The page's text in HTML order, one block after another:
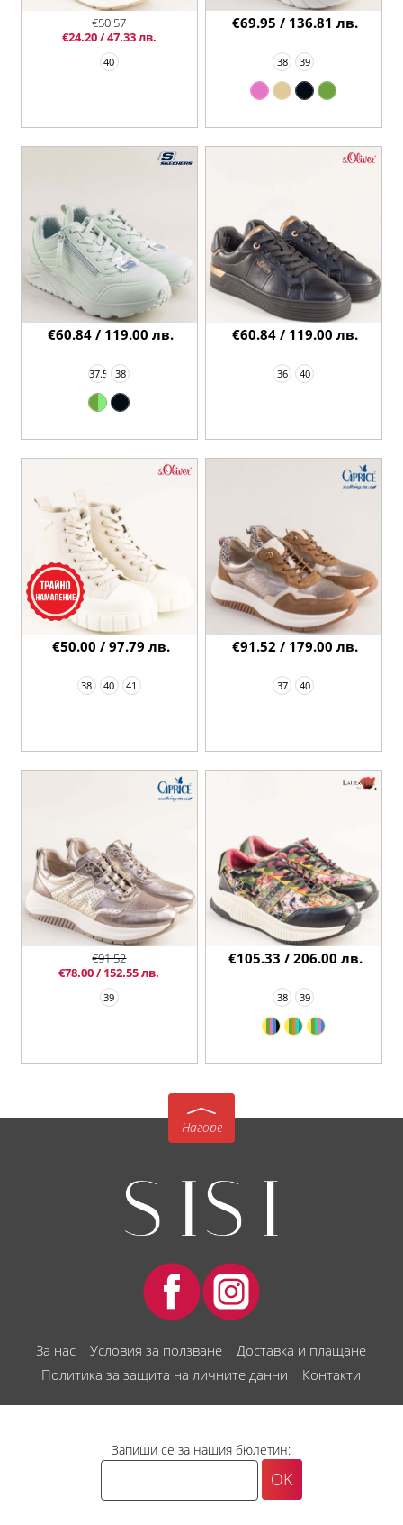
40
€50.57
€24.20 / 47.33 лв.
38 39
€69.95 / 136.81 лв.
37.5 38
€60.84 / 119.00 лв.
36 40
€60.84 / 119.00 лв.
38 40 41
€50.00 / 97.79 лв.
37 40
€91.52 / 179.00 лв.
39
€91.52
€78.00 / 152.55 лв.
38 39
€105.33 / 206.00 лв.
Нагоре
За нас Условия за ползване
Доставка и плащане
Политика за защита на личните данни
Контакти
Запиши се за нашия бюлетин: